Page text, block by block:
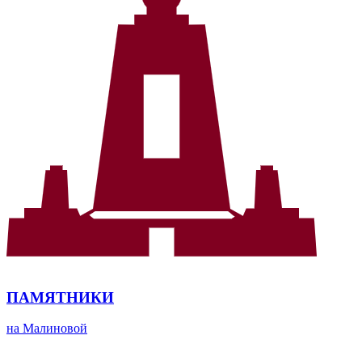
ПАМЯТНИКИ
на Малиновой